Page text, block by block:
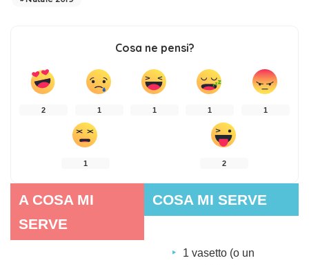
Cosa ne pensi?
2 1 1 1 1
1 2
A COSA MI
SERVE
COSA MI SERVE
1 vasetto (o un